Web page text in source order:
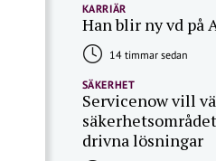
KARRIÄR
Han blir ny vd på
14 timmar sedan
SÄKERHET
Servicenow vill
drivna lösningar